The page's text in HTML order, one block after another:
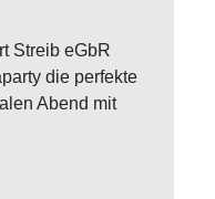
Streib eGbR
die perfekte
Abend mit